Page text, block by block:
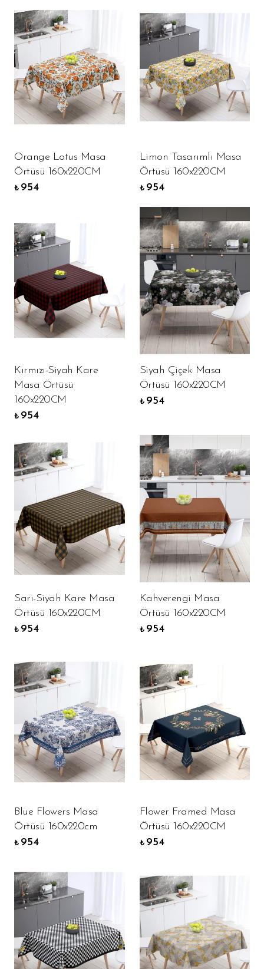
Orange Lotus Masa
Örtüsü 160x220CM
₺ 954
Limon Tasarımlı Masa
Örtüsü 160x220CM
₺ 954
Kırmızı-Siyah Kare
Masa Örtüsü
160x220CM
₺ 954
Siyah Çiçek Masa
Örtüsü 160x220CM
₺ 954
Sarı-Siyah Kare Masa
Örtüsü 160x220CM
₺ 954
Kahverengi Masa
Örtüsü 160x220CM
₺ 954
Blue Flowers Masa
Örtüsü 160x220cm
₺ 954
Flower Framed Masa
Örtüsü 160x220CM
₺ 954